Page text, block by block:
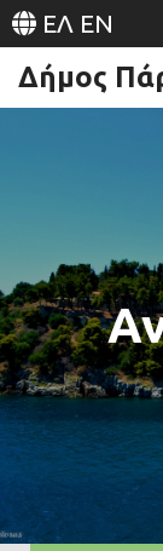
ΕΛ EN
Δήμος